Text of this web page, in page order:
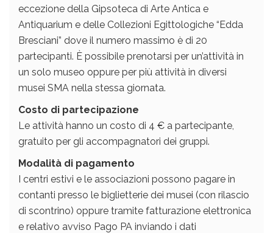
eccezione della Gipsoteca di Arte Antica e
Antiquarium e delle Collezioni Egittologiche “Edda
Bresciani” dove il numero massimo è di 20
partecipanti. È possibile prenotarsi per un’attività in
un solo museo oppure per più attività in diversi
musei SMA nella stessa giornata.
Costo di partecipazione
Le attività hanno un costo di 4 € a partecipante,
gratuito per gli accompagnatori dei gruppi.
Modalità di pagamento
I centri estivi e le associazioni possono pagare in
contanti presso le biglietterie dei musei (con rilascio
di scontrino) oppure tramite fatturazione elettronica
e relativo avviso Pago PA inviando i dati